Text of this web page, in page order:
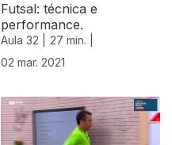
Futsal: técnica e
performance.
Aula 32 |
27 min. |
02 mar. 2021